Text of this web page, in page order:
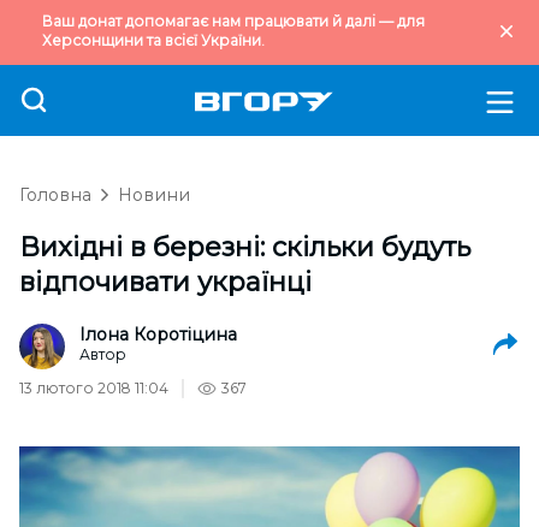
Ваш донат допомагає нам працювати й далі — для
Херсонщини та всієї України.
Головна Новини
Вихідні в березні: скільки будуть
відпочивати українці
Ілона Коротіцина
Автор
13 лютого 2018 11:04
367